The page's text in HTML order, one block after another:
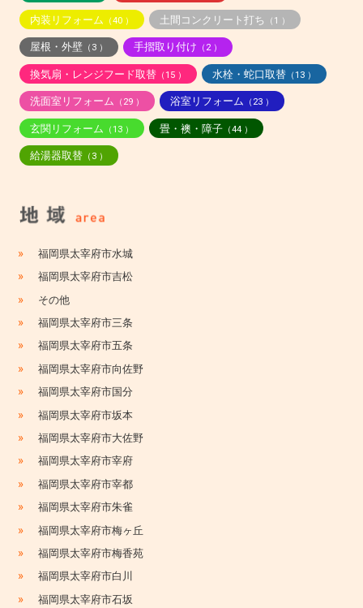
内装リフォーム （40 ） 土間コンクリート打ち （1 ）
屋根・外壁（3 ） 手摺取り付け （2 ）
換気扇・レンジフード取替（15 ） 水栓・蛇口取替（13 ）
洗面室リフォーム （29 ） 浴室リフォーム （23 ）
玄関リフォーム （13 ） 畳・襖・障子（44 ）
給湯器取替（3 ）
» 福岡県太宰府市水城
» 福岡県太宰府市吉松
» その他
» 福岡県太宰府市三条
» 福岡県太宰府市五条
» 福岡県太宰府市向佐野
» 福岡県太宰府市国分
» 福岡県太宰府市坂本
» 福岡県太宰府市大佐野
» 福岡県太宰府市宰府
» 福岡県太宰府市宰都
» 福岡県太宰府市朱雀
» 福岡県太宰府市梅ヶ丘
» 福岡県太宰府市梅香苑
» 福岡県太宰府市白川
» 福岡県太宰府市石坂